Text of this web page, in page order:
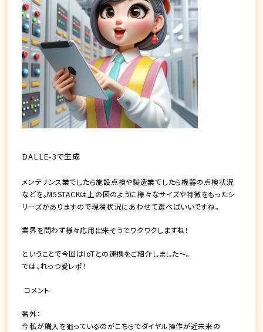
DALLE-3で生成
メンテナンス業でしたら施設点検や製造業でしたら機器の点検状況
などを。M5STACKは上の図のように様々なサイズや特徴をもったシ
リーズがありますので現場状況にあわせて選べばいいですね。
業界を問わず様々応用出来そうでワクワクしますね！
ということで今回はIoTとの連携をご紹介しました〜。
では、れっつ愛レポ！
コメント
番外：
今私が購入を狙っているのがこちらでダイヤル操作が近未来の